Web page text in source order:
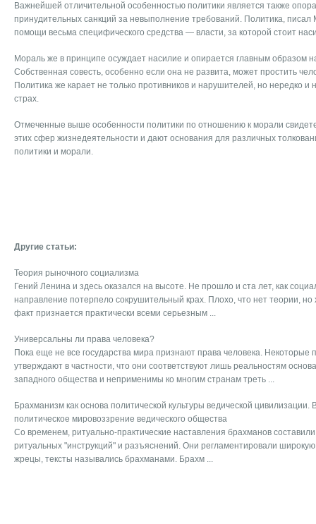
Важнейшей отличительной особенностью политики является также
принудительных санкций за невыполнение требований. Политика,
помощи весьма специфического средства — власти, за которой стоит
Мораль же в принципе осуждает насилие и опирается главным образом
Собственная совесть, особенно если она не развита, может простить
Политика же карает не только противников и нарушителей, но нередко
страх.
Отмеченные выше особенности политики по отношению к морали
этих сфер жизнедеятельности и дают основания для различных
политики и морали.
Другие статьи:
Теория рыночного социализма
Гений Ленина и здесь оказался на высоте. Не прошло и ста лет, как
направление потерпело сокрушительный крах. Плохо, что нет теории, но
факт признается практически всеми серьезным ...
Универсальны ли права человека?
Пока еще не все государства мира признают права человека. Некоторые
утверждают в частности, что они соответствуют лишь реальностям
западного общества и неприменимы ко многим странам треть ...
Брахманизм как основа политической культуры ведической
политическое мировоззрение ведического общества
Со временем, ритуально-практические наставления брахманов
ритуальных "инструкций" и разъяснений. Они регламентировали
жрецы, тексты назывались брахманами. Брахм ...